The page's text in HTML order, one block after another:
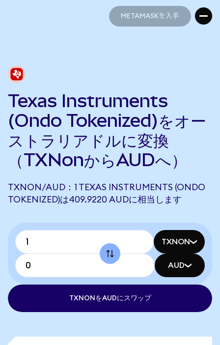
METAMASKを入手
Texas Instruments
(Ondo Tokenized)をオー
ストラリアドルに変換
（TXNonからAUDへ）
TXNON/AUD：1 TEXAS INSTRUMENTS (ONDO
TOKENIZED)は409.9220 AUDに相当します
TXNON
AUD
TXNONをAUDにスワップ